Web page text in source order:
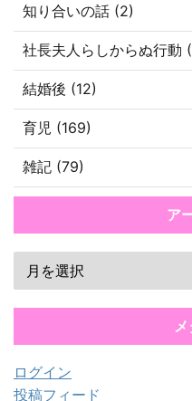
知り合いの話 (2)
社長夫人らしからぬ行動
結婚後 (12)
育児 (169)
雑記 (79)
ア
ログイン
投稿フィード